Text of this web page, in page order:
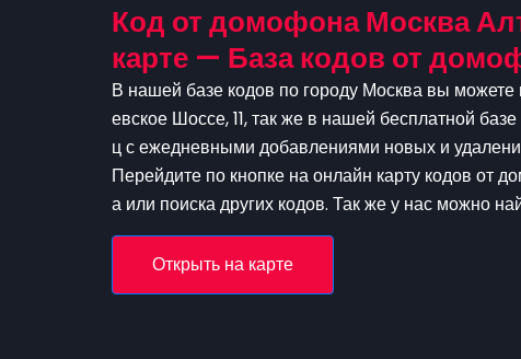
Код от домофона Москва
карте — База кодов от
В нашей базе кодов по городу Москва вы
евское Шоссе, 11, так же в нашей бесплатной
ц с ежедневными добавлениями новых и
Перейдите по кнопке на онлайн карту кодов от
а или поиска других кодов. Так же у нас можно
Открыть на карте